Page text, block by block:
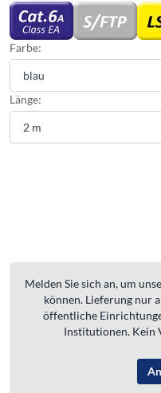
Farbe:
Länge:
Melden Sie sich an, um
können. Lieferung nur
öffentliche
Institutionen. Kein